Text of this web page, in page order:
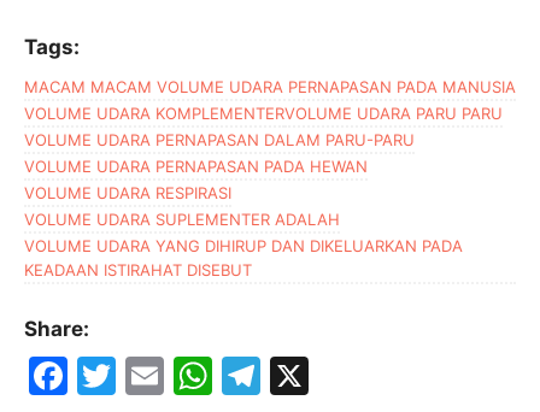
Tags:
MACAM MACAM VOLUME UDARA PERNAPASAN PADA MANUSIA
VOLUME UDARA KOMPLEMENTERVOLUME UDARA PARU PARU
VOLUME UDARA PERNAPASAN DALAM PARU-PARU
VOLUME UDARA PERNAPASAN PADA HEWAN
VOLUME UDARA RESPIRASI
VOLUME UDARA SUPLEMENTER ADALAH
VOLUME UDARA YANG DIHIRUP DAN DIKELUARKAN PADA
KEADAAN ISTIRAHAT DISEBUT
Share:
F
T
E
W T